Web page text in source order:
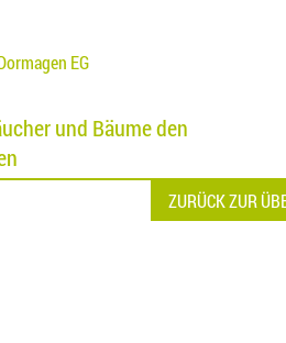
EG
und Bäume den
ZURÜCK ZUR